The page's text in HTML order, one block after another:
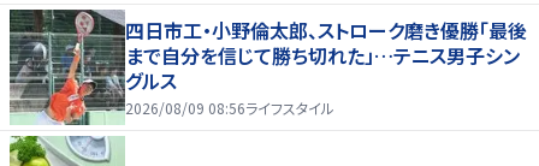
四日市工・小野倫太郎、ストローク磨き優勝「最後
まで自分を信じて勝ち切れた」…テニス男子シン
グルス
2026/08/09 08:56ライフスタイル